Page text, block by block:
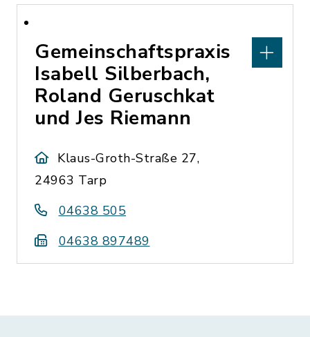
Gemeinschaftspraxis
Isabell Silberbach,
Roland Geruschkat
und Jes Riemann
Klaus-Groth-Straße 27,
24963 Tarp
04638 505
04638 897489